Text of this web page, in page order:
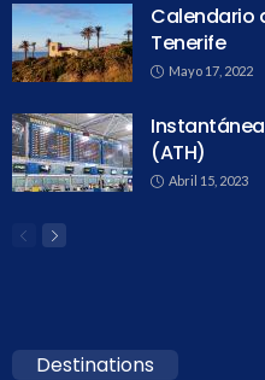
Calendario
Tenerife
Mayo 17, 2022
(ATH)
Abril 15, 2023
Destinations